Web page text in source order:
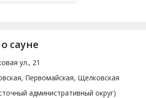
сауне
ул., 21
Первомайская, Щелковская
административный округ)